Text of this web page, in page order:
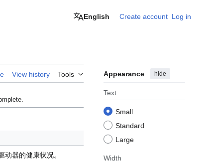
English Create account Log in
View history Tools Appearance hide
Text
Small
Standard
Large
Width
动器的健康状况。